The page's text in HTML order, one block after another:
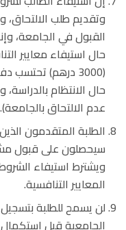
وتقديم طلب
القبول في الجامعة،
حال استيفاء معايير
(3000 درهم)
حال الانتظام
عدم الالتحاق بالجامعة).
الطلبة المتقدمون
سيحصلون على قبول
ويشترط استيفاء
المعايير التنافسية.
لن يسمح للطلبة
الجامعية قبل